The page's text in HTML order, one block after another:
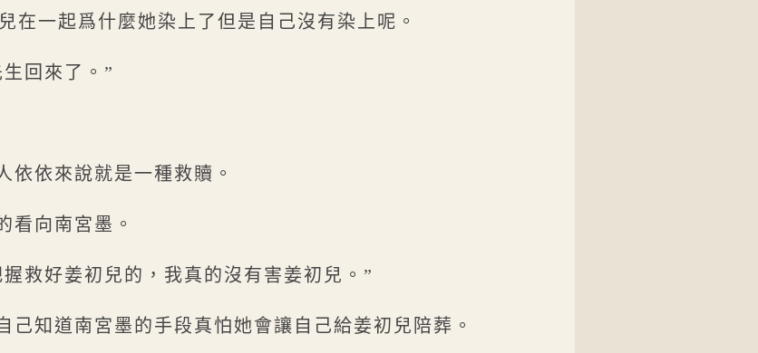
在一起爲什麼她染上了但是自己沒有染上呢。
回來了。”
依依來說就是一種救贖。
看向南宮墨。
救好姜初兒的，我真的沒有害姜初兒。”
己知道南宮墨的手段真怕她會讓自己給姜初兒陪葬。